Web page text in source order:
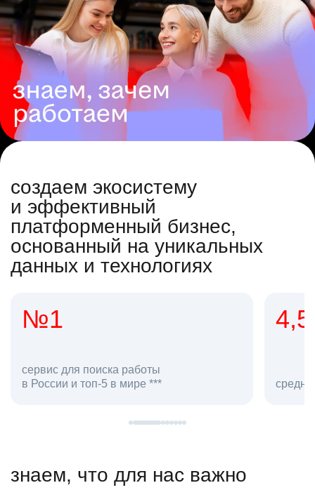
создаем экосистему
и эффективный
платформенный бизнес,
основанный на уникальных
данных и технологиях
4,5
средняя оценка hh.ru как работодателя **
в hh.ru
знаем, что для нас важно